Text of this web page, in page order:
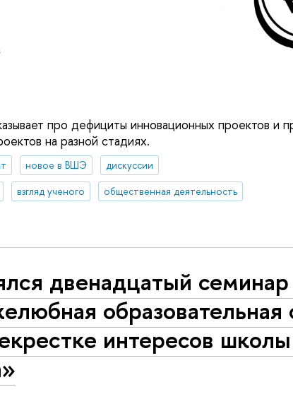
про дефициты инновационных проектов и
на разной стадиях.
новое в ВШЭ
дискуссии
взгляд ученого
общественная деятельность
двенадцатый
образовательная
интересов